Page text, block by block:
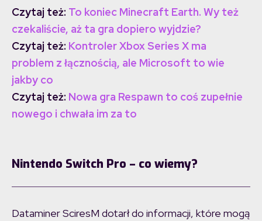
Czytaj też: To koniec Minecraft Earth. Wy też
czekaliście, aż ta gra dopiero wyjdzie?
Czytaj też: Kontroler Xbox Series X ma
problem z łącznością, ale Microsoft to wie
jakby co
Czytaj też: Nowa gra Respawn to coś zupełnie
nowego i chwała im za to
Nintendo Switch Pro – co wiemy?
Dataminer SciresM dotarł do informacji, które mogą